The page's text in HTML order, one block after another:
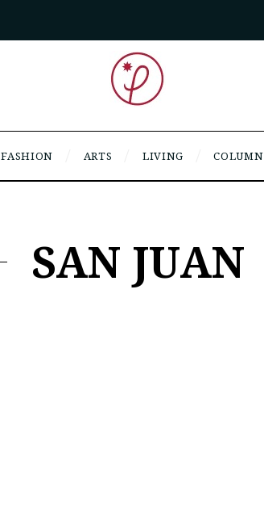
FASHION ARTS LIVING COLUMN
SAN JUAN